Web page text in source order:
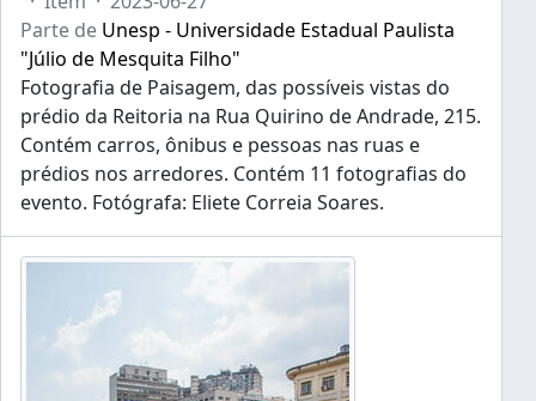
Parte de Unesp - Universidade Estadual Paulista
"Júlio de Mesquita Filho"
Fotografia de Paisagem, das possíveis vistas do
prédio da Reitoria na Rua Quirino de Andrade, 215.
Contém carros, ônibus e pessoas nas ruas e
prédios nos arredores. Contém 11 fotografias do
evento. Fotógrafa: Eliete Correia Soares.